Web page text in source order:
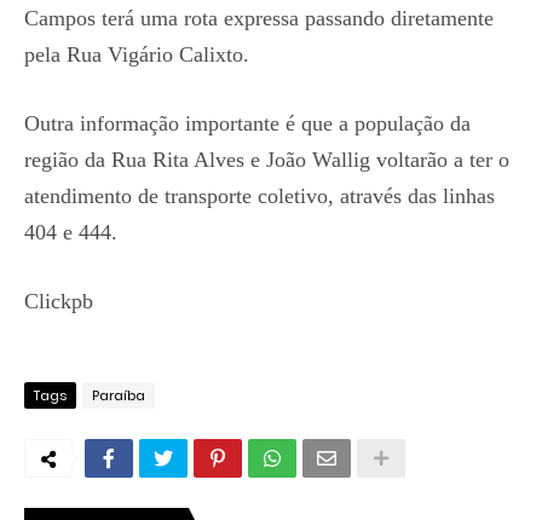
Campos terá uma rota expressa passando diretamente
pela Rua Vigário Calixto.
Outra informação importante é que a população da
região da Rua Rita Alves e João Wallig voltarão a ter o
atendimento de transporte coletivo, através das linhas
404 e 444.
Clickpb
Tags Paraíba